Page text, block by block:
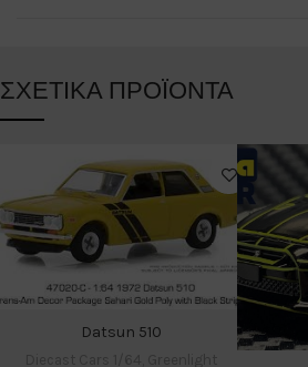
ΣΧΕΤΙΚΆ ΠΡΟΪΌΝΤΑ
Datsun 510